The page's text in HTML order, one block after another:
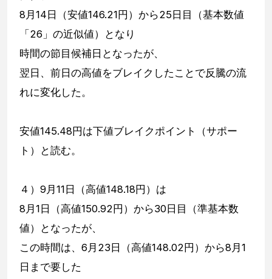
8月14日（安値146.21円）から25日目（基本数値
「26」の近似値）となり
時間の節目候補日となったが、
翌日、前日の高値をブレイクしたことで反騰の流
れに変化した。
安値145.48円は下値ブレイクポイント（サポー
ト）と読む。
４）9月11日（高値148.18円）は
8月1日（高値150.92円）から30日目（準基本数
値）となったが、
この時間は、6月23日（高値148.02円）から8月1
日まで要した